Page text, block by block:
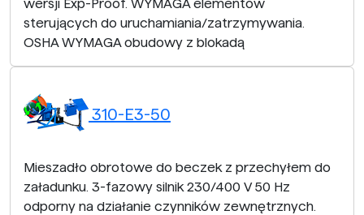
wersji Exp-Proof. WYMAGA elementów
sterujących do uruchamiania/zatrzymywania.
OSHA WYMAGA obudowy z blokadą
310-E3-50
Mieszadło obrotowe do beczek z przechyłem do
załadunku. 3-fazowy silnik 230/400 V 50 Hz
odporny na działanie czynników zewnętrznych.